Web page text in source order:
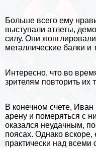
Больше всего ему
выступали атлеты,
силу. Они
металлические балки и
Интересно, что во
зрителям повторить их
В конечном счете,
арену и померяться с
оказался неудачным,
поясах. Однако
пpaктически над всеми